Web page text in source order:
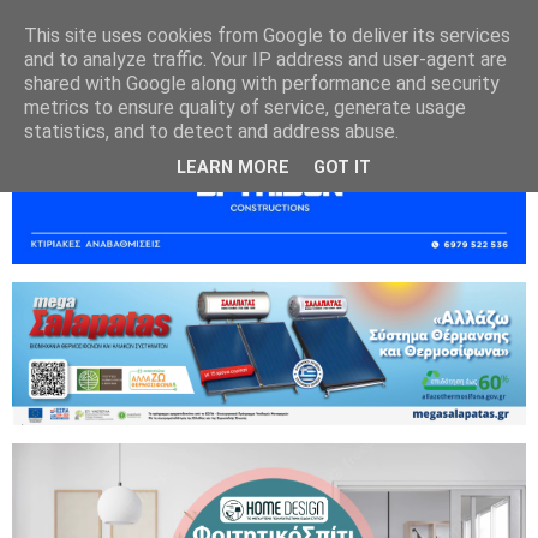
This site uses cookies from Google to deliver its services
and to analyze traffic. Your IP address and user-agent are
shared with Google along with performance and security
metrics to ensure quality of service, generate usage
statistics, and to detect and address abuse.
LEARN MORE GOT IT